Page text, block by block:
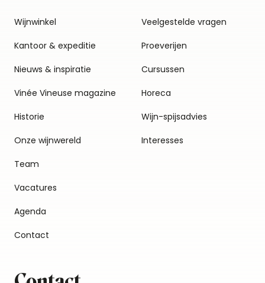
Wijnwinkel
Kantoor & expeditie
Nieuws & inspiratie
Vinée Vineuse magazine
Historie
Onze wijnwereld
Team
Vacatures
Agenda
Contact
Veelgestelde vragen
Proeverijen
Cursussen
Horeca
Wijn-spijsadvies
Interesses